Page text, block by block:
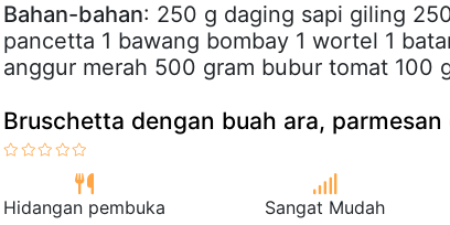
Bahan-bahan: 250 g daging sapi giling
pancetta 1 bawang bombay 1 wortel 1
anggur merah 500 gram bubur tomat 100
Bruschetta dengan buah ara,
Hidangan pembuka Sangat Mudah